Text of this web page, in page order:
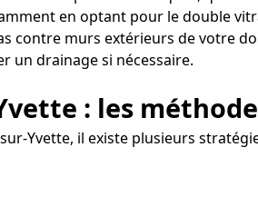
en optant pour le double
contre murs extérieurs de votre
un drainage si nécessaire.
: les
Yvette, il existe plusieurs